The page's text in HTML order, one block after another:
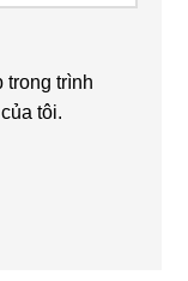
trong trình
tôi.